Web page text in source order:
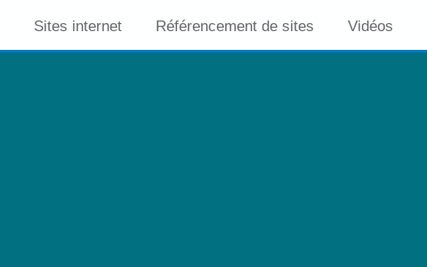
Sites internet Référencement de sites Vidéos